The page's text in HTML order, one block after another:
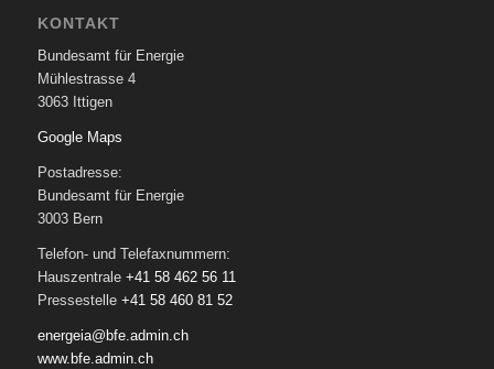
KONTAKT
Bundesamt für Energie
Mühlestrasse 4
3063 Ittigen
Google Maps
Postadresse:
Bundesamt für Energie
3003 Bern
Telefon- und Telefaxnummern:
Hauszentrale +41 58 462 56 11
Pressestelle +41 58 460 81 52
energeia@bfe.admin.ch
www.bfe.admin.ch